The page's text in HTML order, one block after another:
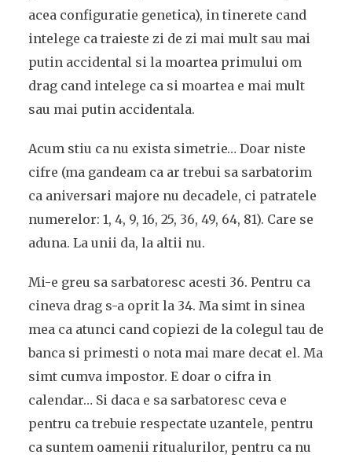
acea configuratie genetica), in tinerete cand
intelege ca traieste zi de zi mai mult sau mai
putin accidental si la moartea primului om
drag cand intelege ca si moartea e mai mult
sau mai putin accidentala.
Acum stiu ca nu exista simetrie… Doar niste
cifre (ma gandeam ca ar trebui sa sarbatorim
ca aniversari majore nu decadele, ci patratele
numerelor: 1, 4, 9, 16, 25, 36, 49, 64, 81). Care se
aduna. La unii da, la altii nu.
Mi-e greu sa sarbatoresc acesti 36. Pentru ca
cineva drag s-a oprit la 34. Ma simt in sinea
mea ca atunci cand copiezi de la colegul tau de
banca si primesti o nota mai mare decat el. Ma
simt cumva impostor. E doar o cifra in
calendar… Si daca e sa sarbatoresc ceva e
pentru ca trebuie respectate uzantele, pentru
ca suntem oamenii ritualurilor, pentru ca nu